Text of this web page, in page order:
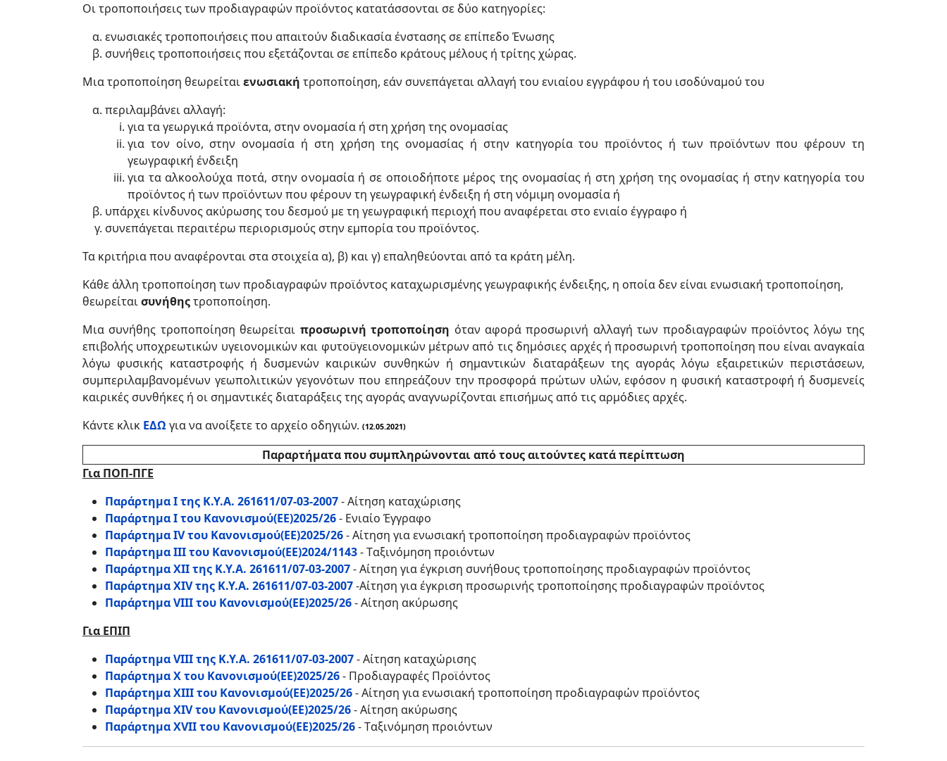
Οι τροποποιήσεις των προδιαγραφών προϊόντος κατατάσσονται σε δύο κατηγορίες:
ενωσιακές τροποποιήσεις που απαιτούν διαδικασία ένστασης σε επίπεδο Ένωσης
συνήθεις τροποποιήσεις που εξετάζονται σε επίπεδο κράτους μέλους ή τρίτης χώρας.
Μια τροποποίηση θεωρείταιενωσιακή τροποποίηση, εάν συνεπάγεται αλλαγή του ενιαίου εγγράφου ή του ισοδύναμού του
περιλαμβάνει αλλαγή:
για τα γεωργικά προϊόντα, στην ονομασία ή στη χρήση της ονομασίας
για τον οίνο, στην ονομασία ή στη χρήση της ονομασίας ή στην κατηγορία του προϊόντος ή των προϊόντων που φέρουν τη
γεωγραφική ένδειξη
για τα αλκοολούχα ποτά, στην ονομασία ή σε οποιοδήποτε μέρος της ονομασίας ή στη χρήση της ονομασίας ή στην κατηγορία του
προϊόντος ή των προϊόντων που φέρουν τη γεωγραφική ένδειξη ή στη νόμιμη ονομασία ή
υπάρχει κίνδυνος ακύρωσης του δεσμού με τη γεωγραφική περιοχή που αναφέρεται στο ενιαίο έγγραφο ή
συνεπάγεται περαιτέρω περιορισμούς στην εμπορία του προϊόντος.
Τα κριτήρια που αναφέρονται στα στοιχεία α), β) και γ) επαληθεύονται από τα κράτη μέλη.
Κάθε άλλη τροποποίηση των προδιαγραφών προϊόντος καταχωρισμένης γεωγραφικής ένδειξης, η οποία δεν είναι ενωσιακή τροποποίηση,
θεωρείταισυνήθηςτροποποίηση.
Μια συνήθης τροποποίηση θεωρείται προσωρινή τροποποίηση όταν αφορά προσωρινή αλλαγή των προδιαγραφών προϊόντος λόγω της
επιβολής υποχρεωτικών υγειονομικών και φυτοϋγειονομικών μέτρων από τις δημόσιες αρχές ή προσωρινή τροποποίηση που είναι αναγκαία
λόγω φυσικής καταστροφής ή δυσμενών καιρικών συνθηκών ή σημαντικών διαταράξεων της αγοράς λόγω εξαιρετικών περιστάσεων,
συμπεριλαμβανομένων γεωπολιτικών γεγονότων που επηρεάζουν την προσφορά πρώτων υλών, εφόσον η φυσική καταστροφή ή δυσμενείς
καιρικές συνθήκες ή οι σημαντικές διαταράξεις της αγοράς αναγνωρίζονται επισήμως από τις αρμόδιες αρχές.
Κάντε κλικ ΕΔΩγια να ανοίξετε το αρχείο οδηγιών. (12.05.2021)
Παραρτήματα που συμπληρώνονται από τους αιτούντες κατά περίπτωση
Για ΠΟΠ-ΠΓΕ
Παράρτημα Ι της Κ.Υ.Α. 261611/07-03-2007- Αίτηση καταχώρισης
Παράρτημα Ι του Κανονισμού(ΕΕ)2025/26- Ενιαίο Έγγραφο
Παράρτημα ΙV του Κανονισμού(ΕΕ)2025/26- Αίτηση για ενωσιακή τροποποίηση προδιαγραφών προϊόντος
Παράρτημα ΙΙΙ του Κανονισμού(ΕΕ)2024/1143- Tαξινόμηση προιόντων
Παράρτημα ΧΙΙ της Κ.Υ.Α. 261611/07-03-2007- Αίτηση για έγκριση συνήθους τροποποίησης προδιαγραφών προϊόντος
Παράρτημα ΧΙV της Κ.Υ.Α. 261611/07-03-2007-Αίτηση για έγκριση προσωρινής τροποποίησης προδιαγραφών προϊόντος
Παράρτημα VΙΙΙ του Κανονισμού(ΕΕ)2025/26- Αίτηση ακύρωσης
Για ΕΠΙΠ
Παράρτημα VIII της Κ.Υ.Α. 261611/07-03-2007- Αίτηση καταχώρισης
Παράρτημα Χ του Κανονισμού(ΕΕ)2025/26- Προδιαγραφές Προϊόντος
Παράρτημα ΧΙΙΙ του Κανονισμού(ΕΕ)2025/26- Αίτηση για ενωσιακή τροποποίηση προδιαγραφών προϊόντος
Παράρτημα ΧΙV του Κανονισμού(ΕΕ)2025/26- Αίτηση ακύρωσης
Παράρτημα XVII του Κανονισμού(ΕΕ)2025/26- Tαξινόμηση προιόντων